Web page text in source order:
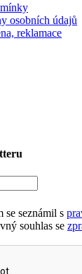
osobních údajů
reklamace
se seznámil s
souhlas se